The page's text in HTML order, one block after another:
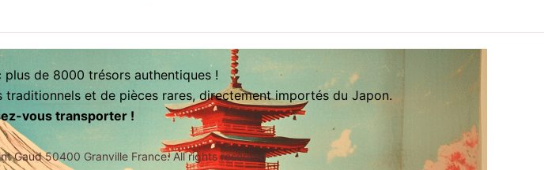
de 8000 trésors authentiques !
traditionnels et de pièces rares, directement importés du Japon.
vous transporter !
Gaud 50400 Granville France. All rights reserved